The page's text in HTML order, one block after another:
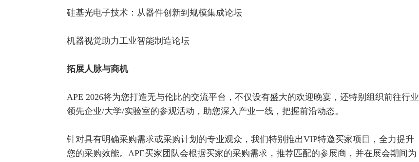
硅基光电子技术：从器件创新到规模集成论坛
机器视觉助力工业智能制造论坛
拓展人脉与商机
APE 2026将为您打造无与伦比的交流平台，不仅设有盛大的欢迎晚宴，还特别组织前往行业
领先企业/大学/实验室的参观活动，助您深入产业一线，把握前沿动态。
针对具有明确采购需求或采购计划的专业观众，我们特别推出VIP特邀买家项目，全力提升
您的采购效能。APE买家团队会根据买家的采购需求，推荐匹配的参展商，并在展会期间为